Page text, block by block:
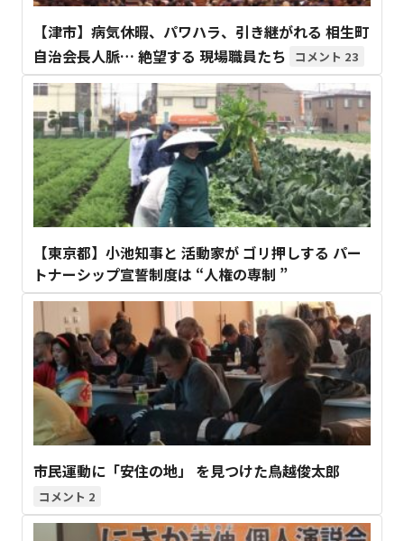
【津市】病気休暇、パワハラ、引き継がれる 相生町
自治会長人脈… 絶望する 現場職員たち
23
【東京都】小池知事と 活動家が ゴリ押しする パー
トナーシップ宣誓制度は “人権の専制 ”
市民運動に「安住の地」 を見つけた鳥越俊太郎
2